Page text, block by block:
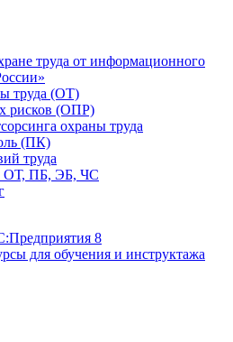
труда от информационного
труда (ОТ)
рисков (ОПР)
охраны труда
(ПК)
труда
ОТ, ПБ, ЭБ, ЧС
8
для обучения и инструктажа